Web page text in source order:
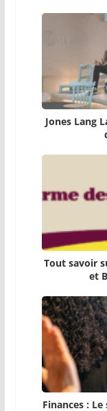
Jones Lang
Tout savoir
et
Finances :